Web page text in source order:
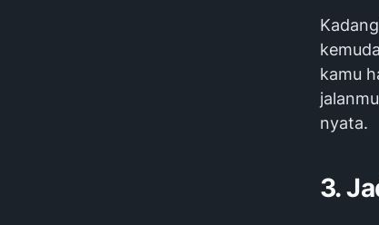
kamu
nyata.
3.